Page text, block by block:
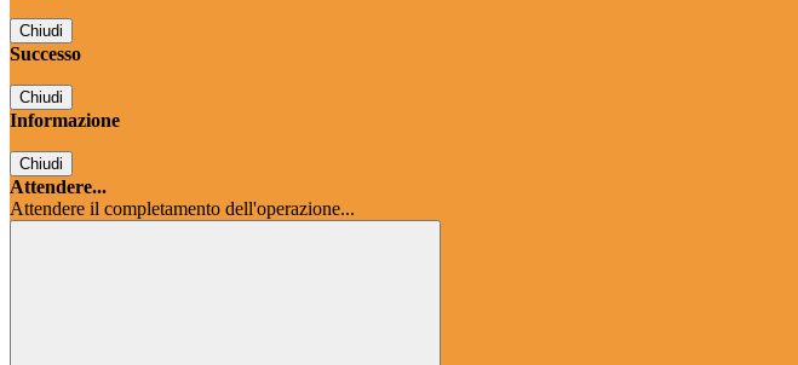
Chiudi
Successo
Chiudi
Informazione
Chiudi
Attendere...
Attendere il completamento dell'operazione...